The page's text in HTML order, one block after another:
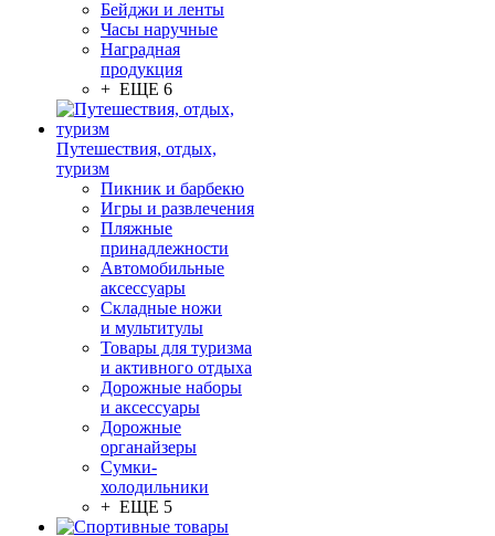
Бейджи и ленты
Часы наручные
Наградная
продукция
+ ЕЩЕ 6
Путешествия, отдых,
туризм
Пикник и барбекю
Игры и развлечения
Пляжные
принадлежности
Автомобильные
аксессуары
Складные ножи
и мультитулы
Товары для туризма
и активного отдыха
Дорожные наборы
и аксессуары
Дорожные
органайзеры
Сумки-
холодильники
+ ЕЩЕ 5